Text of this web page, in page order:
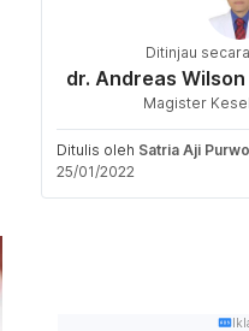
Ditinjau
dr. Andreas
Magister
Ditulis oleh Satria Aji
25/01/2022